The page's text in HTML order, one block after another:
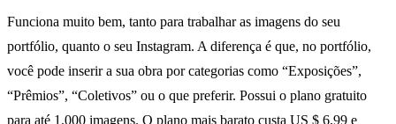
Funciona muito bem, tanto para trabalhar as imagens do seu
portfólio, quanto o seu Instagram. A diferença é que, no portfólio,
você pode inserir a sua obra por categorias como “Exposições”,
“Prêmios”, “Coletivos” ou o que preferir. Possui o plano gratuito
para até 1.000 imagens. O plano mais barato custa US $ 6,99 e